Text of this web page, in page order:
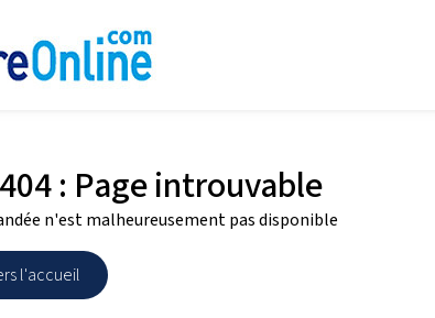
: Page introuvable
n'est malheureusement pas disponible
l'accueil